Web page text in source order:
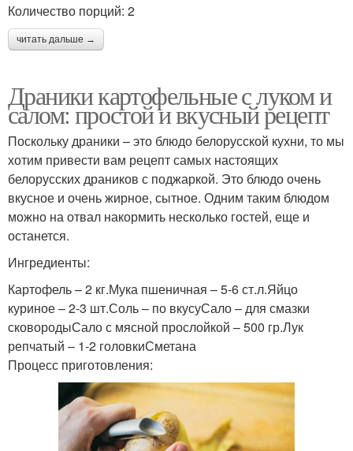
Количество порций: 2
читать дальше →
Драники картофельные с луком и
салом: простой и вкусный рецепт
Поскольку драники – это блюдо белорусской кухни, то мы
хотим привести вам рецепт самых настоящих
белорусских драников с поджаркой. Это блюдо очень
вкусное и очень жирное, сытное. Одним таким блюдом
можно на отвал накормить несколько гостей, еще и
останется.
Ингредиенты:
Картофель – 2 кг.Мука пшеничная – 5-6 ст.л.Яйцо
куриное – 2-3 шт.Соль – по вкусуСало – для смазки
сковородыСало с мясной прослойкой – 500 гр.Лук
репчатый – 1-2 головкиСметана
Процесс приготовления: